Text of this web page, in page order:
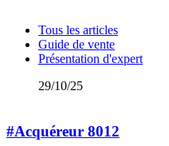
Tous les articles
Guide de vente
Présentation d'expert
29/10/25
#Acquéreur 8012